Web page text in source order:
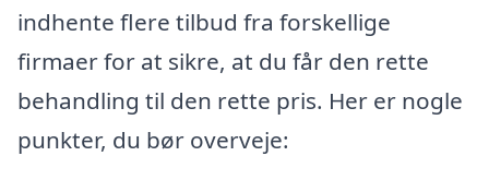
indhente flere tilbud fra forskellige
firmaer for at sikre, at du får den rette
behandling til den rette pris. Her er nogle
punkter, du bør overveje: